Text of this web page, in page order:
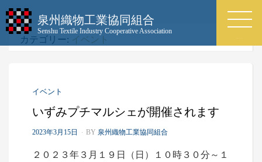
泉州織物工業協同組合
Senshu Textile Industry Cooperative Association
カテゴリー: イベント
イベント
いずみプチマルシェが開催されます
P
S
2023年3月15日 BY 泉州織物工業協同組合
２０２３年３月１９日（日）１０時３０分～１